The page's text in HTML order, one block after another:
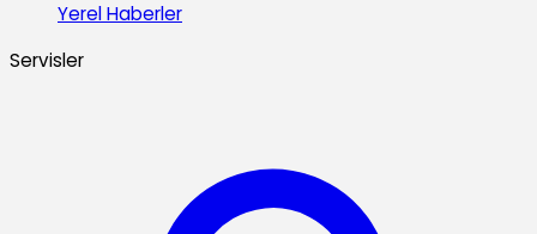
Yerel Haberler
Servisler